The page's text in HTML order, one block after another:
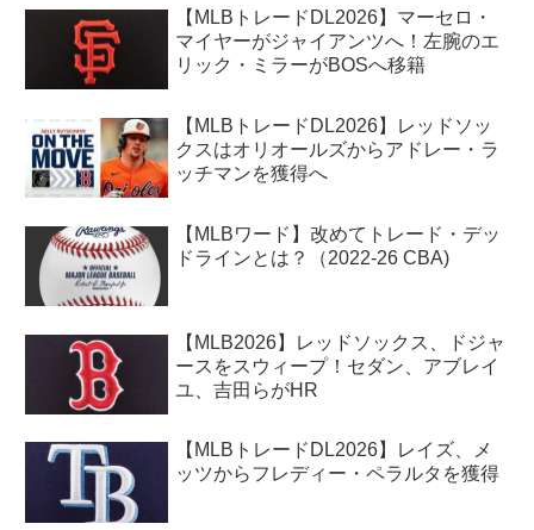
【MLBトレードDL2026】マーセロ・
マイヤーがジャイアンツへ！左腕のエ
リック・ミラーがBOSへ移籍
【MLBトレードDL2026】レッドソッ
クスはオリオールズからアドレー・ラ
ッチマンを獲得へ
【MLBワード】改めてトレード・デッ
ドラインとは？（2022-26 CBA)
【MLB2026】レッドソックス、ドジャ
ースをスウィープ！セダン、アブレイ
ユ、吉田らがHR
【MLBトレードDL2026】レイズ、メ
ッツからフレディー・ペラルタを獲得